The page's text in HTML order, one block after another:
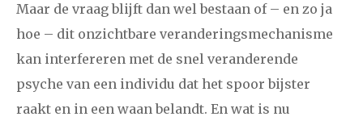
Maar de vraag blijft dan wel bestaan of – en zo ja
hoe – dit onzichtbare veranderingsmechanisme
kan interfereren met de snel veranderende
psyche van een individu dat het spoor bijster
raakt en in een waan belandt. En wat is nu